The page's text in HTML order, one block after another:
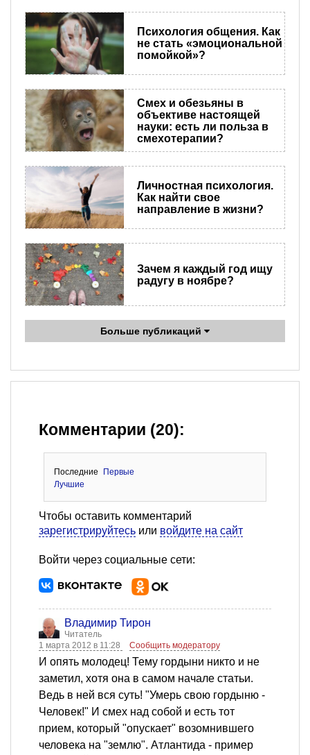
Психология общения. Как
не стать «эмоциональной
помойкой»?
Смех и обезьяны в
объективе настоящей
науки: есть ли польза в
смехотерапии?
Личностная психология.
Как найти свое
направление в жизни?
Зачем я каждый год ищу
радугу в ноябре?
Больше публикаций
Комментарии (20):
Последние
Первые
Лучшие
Чтобы оставить комментарий
зарегистрируйтесь или войдите на сайт
Войти через социальные сети:
Владимир Тирон
Читатель
1 марта 2012 в 11:28
Сообщить модератору
И опять молодец! Тему гордыни никто и не
заметил, хотя она в самом начале статьи.
Ведь в ней вся суть! "Умерь свою гордыню -
Человек!" И смех над собой и есть тот
прием, который "опускает" возомнившего
человека на "землю". Атлантида - пример